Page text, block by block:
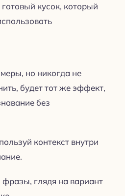
готовый кусок, который
но никогда не
будет тот же эффект,
без
контекст внутри
глядя на вариант